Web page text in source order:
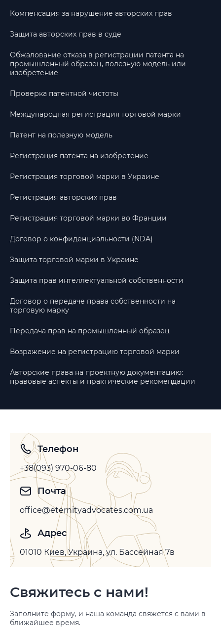
Компенсация за нарушение авторских прав
Защита авторских прав в суде
Обжалование отказа в регистрации патента на
промышленный образец, полезную модель или
изобретение
Проверка патентной чистоты
Международная регистрация торговой марки
Патент на полезную модель
Регистрация патента на изобретение
Регистрация торговой марки в Украине
Регистрация авторских прав
Регистрация торговой марки во Франции
Договор о конфиденциальности (NDA)
Защита торговой марки в Украине
Защита прав интеллектуальной собственности
Договор о передаче права собственности на
торговую марку
Передача прав на промышленный образец
Возражение на регистрацию торговой марки
Авторские права на проектную документацию:
правовые аспекты и практические рекомендации
Телефон
+38(093) 970-06-80
Почта
office@eternityadvocates.com.ua
Адрес
01010 Киев, Украина, ул. Бассейная 7в
Свяжитесь с нами!
Заполните форму, и наша команда свяжется с вами в
ближайшее время.